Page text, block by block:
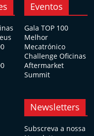
Eventos
Gala TOP 100
Melhor
Mecatrónico
Challenge Oficinas
Aftermarket
Summit
Newsletters
Subscreva a nossa